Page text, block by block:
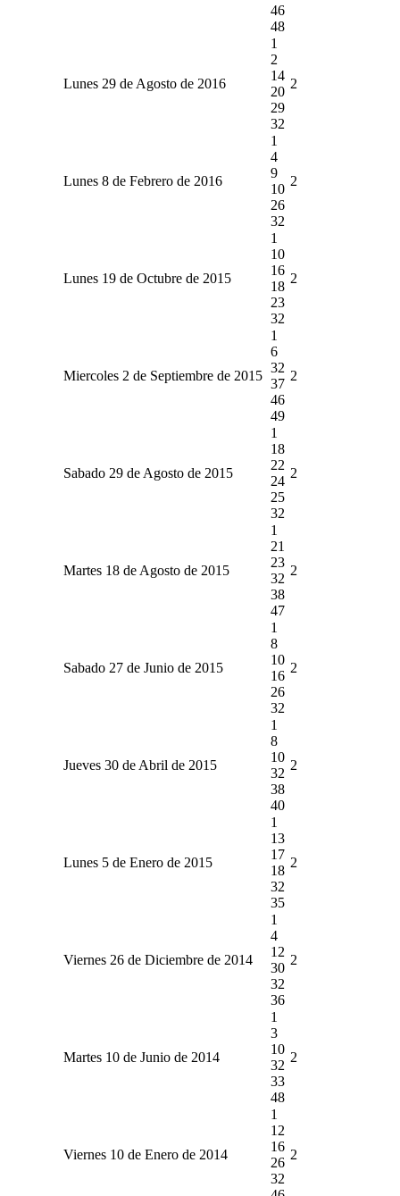
46
48
Lunes 29 de Agosto de 2016
1
2
14
20
29
32
2
Lunes 8 de Febrero de 2016
1
4
9
10
26
32
2
Lunes 19 de Octubre de 2015
1
10
16
18
23
32
2
Miercoles 2 de Septiembre de 2015
1
6
32
37
46
49
2
Sabado 29 de Agosto de 2015
1
18
22
24
25
32
2
Martes 18 de Agosto de 2015
1
21
23
32
38
47
2
Sabado 27 de Junio de 2015
1
8
10
16
26
32
2
Jueves 30 de Abril de 2015
1
8
10
32
38
40
2
Lunes 5 de Enero de 2015
1
13
17
18
32
35
2
Viernes 26 de Diciembre de 2014
1
4
12
30
32
36
2
Martes 10 de Junio de 2014
1
3
10
32
33
48
2
Viernes 10 de Enero de 2014
1
12
16
26
32
2